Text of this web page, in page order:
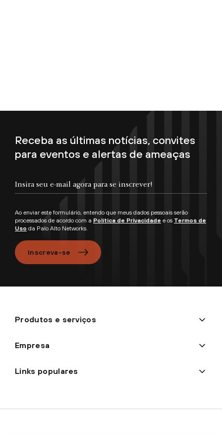
Receba as últimas notícias, convites
para eventos e alertas de ameaças
Ao enviar este formulário, entendo que meus dados pessoais serão
processados de acordo com a Política de Privacidade e os Termos de
Uso da Palo Alto Networks.
Inscreva-se
Produtos e serviços
Empresa
Links populares